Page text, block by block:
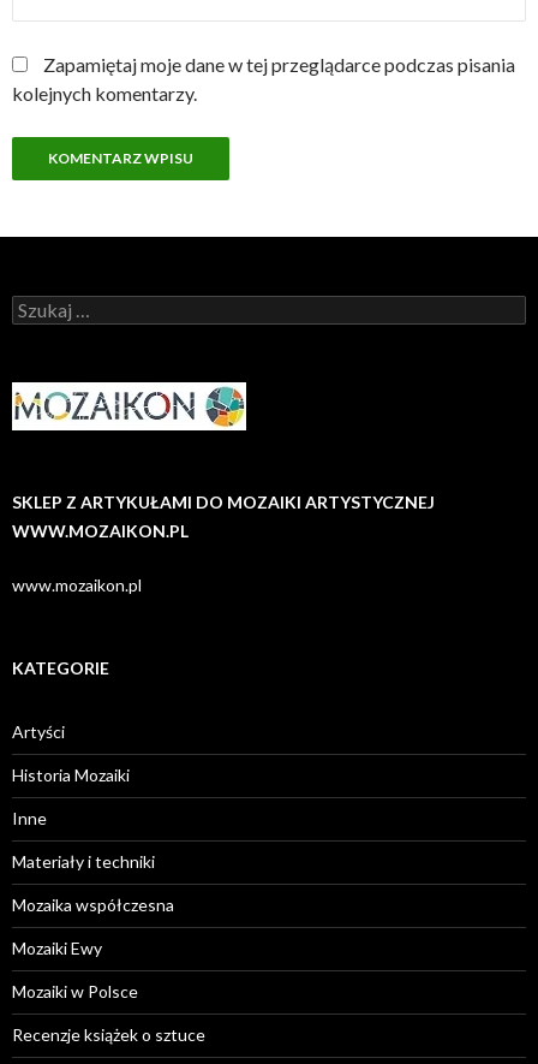
Zapamiętaj moje dane w tej przeglądarce podczas pisania
kolejnych komentarzy.
Szukaj:
SKLEP Z ARTYKUŁAMI DO MOZAIKI ARTYSTYCZNEJ
WWW.MOZAIKON.PL
www.mozaikon.pl
KATEGORIE
Artyści
Historia Mozaiki
Inne
Materiały i techniki
Mozaika współczesna
Mozaiki Ewy
Mozaiki w Polsce
Recenzje książek o sztuce